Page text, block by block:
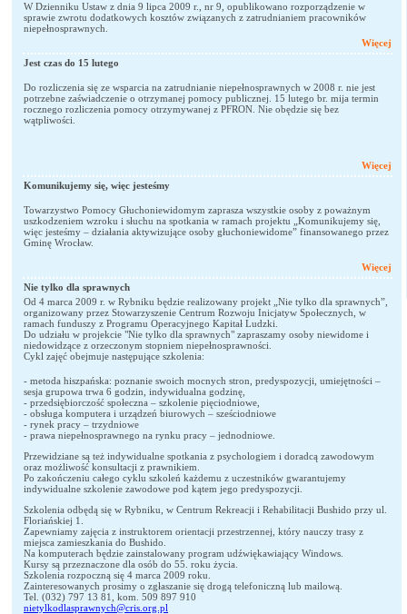
W Dzienniku Ustaw z dnia 9 lipca 2009 r., nr 9, opublikowano rozporządzenie w
sprawie zwrotu dodatkowych kosztów związanych z zatrudnianiem pracowników
niepełnosprawnych.
Więcej
Jest czas do 15 lutego
Do rozliczenia się ze wsparcia na zatrudnianie niepełnosprawnych w 2008 r. nie jest
potrzebne zaświadczenie o otrzymanej pomocy publicznej. 15 lutego br. mija termin
rocznego rozliczenia pomocy otrzymywanej z PFRON. Nie obędzie się bez
wątpliwości.
Więcej
Komunikujemy się, więc jesteśmy
Towarzystwo Pomocy Głuchoniewidomym zaprasza wszystkie osoby z poważnym
uszkodzeniem wzroku i słuchu na spotkania w ramach projektu „Komunikujemy się,
więc jesteśmy – działania aktywizujące osoby głuchoniewidome” finansowanego przez
Gminę Wrocław.
Więcej
Nie tylko dla sprawnych
Od 4 marca 2009 r. w Rybniku będzie realizowany projekt „Nie tylko dla sprawnych”,
organizowany przez Stowarzyszenie Centrum Rozwoju Inicjatyw Społecznych, w
ramach funduszy z Programu Operacyjnego Kapitał Ludzki.
Do udziału w projekcie "Nie tylko dla sprawnych" zapraszamy osoby niewidome i
niedowidzące z orzeczonym stopniem niepełnosprawności.
Cykl zajęć obejmuje następujące szkolenia:
- metoda hiszpańska: poznanie swoich mocnych stron, predyspozycji, umiejętności –
sesja grupowa trwa 6 godzin, indywidualna godzinę,
- przedsiębiorczość społeczna – szkolenie pięciodniowe,
- obsługa komputera i urządzeń biurowych – sześciodniowe
- rynek pracy – trzydniowe
- prawa niepełnosprawnego na rynku pracy – jednodniowe.
Przewidziane są też indywidualne spotkania z psychologiem i doradcą zawodowym
oraz możliwość konsultacji z prawnikiem.
Po zakończeniu całego cyklu szkoleń każdemu z uczestników gwarantujemy
indywidualne szkolenie zawodowe pod kątem jego predyspozycji.
Szkolenia odbędą się w Rybniku, w Centrum Rekreacji i Rehabilitacji Bushido przy ul.
Floriańskiej 1.
Zapewniamy zajęcia z instruktorem orientacji przestrzennej, który nauczy trasy z
miejsca zamieszkania do Bushido.
Na komputerach będzie zainstalowany program udźwiękawiający Windows.
Kursy są przeznaczone dla osób do 55. roku życia.
Szkolenia rozpoczną się 4 marca 2009 roku.
Zainteresowanych prosimy o zgłaszanie się drogą telefoniczną lub mailową.
Tel. (032) 797 13 81, kom. 509 897 910
nietylkodlasprawnych@cris.org.pl